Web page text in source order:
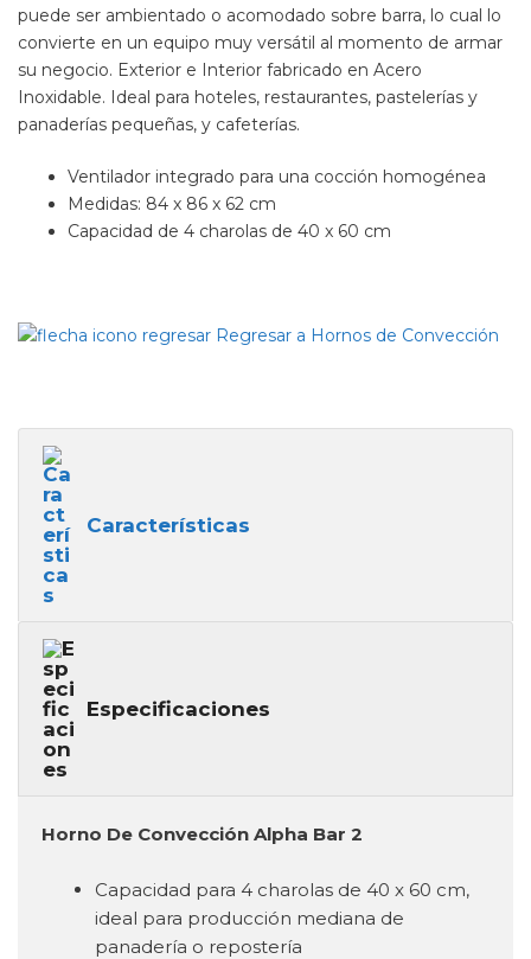
puede ser ambientado o acomodado sobre barra, lo cual lo
convierte en un equipo muy versátil al momento de armar
su negocio. Exterior e Interior fabricado en Acero
Inoxidable. Ideal para hoteles, restaurantes, pastelerías y
panaderías pequeñas, y cafeterías.
Ventilador integrado para una cocción homogénea
Medidas: 84 x 86 x 62 cm
Capacidad de 4 charolas de 40 x 60 cm
Regresar a Hornos de Convección
Características
Especificaciones
Horno De Convección Alpha Bar 2
Capacidad para 4 charolas de 40 x 60 cm,
ideal para producción mediana de
panadería o repostería